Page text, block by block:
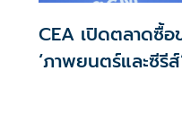
CEA เปิดตลาดซื้
‘ภาพยนตร์และซีรี